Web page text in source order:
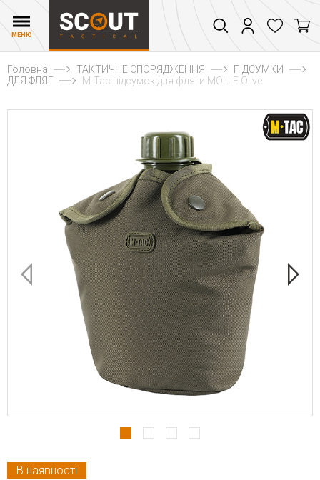
МЕНЮ
Головна ТАКТИЧНЕ СПОРЯДЖЕННЯ
ПІДСУМКИ
ДЛЯ ФЛЯГ
M-Tac підсумок для фляги MOLLE Olive
В наявності